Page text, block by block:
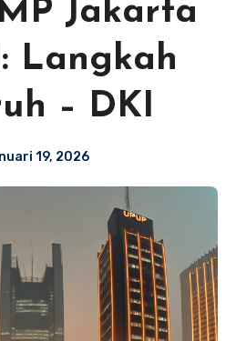
Jakarta
Langkah
– DKI
19, 2026